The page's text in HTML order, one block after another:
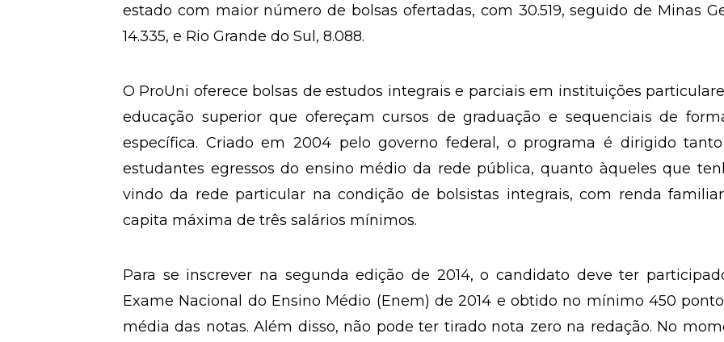
estado com maior número de bolsas ofertadas, com 30.519, seguido de Minas
14.335, e Rio Grande do Sul, 8.088.
O ProUni oferece bolsas de estudos integrais e parciais em instituições
educação superior que ofereçam cursos de graduação e sequenciais de
específica. Criado em 2004 pelo governo federal, o programa é dirigido
estudantes egressos do ensino médio da rede pública, quanto àqueles que
vindo da rede particular na condição de bolsistas integrais, com renda
capita máxima de três salários mínimos.
Para se inscrever na segunda edição de 2014, o candidato deve ter
Exame Nacional do Ensino Médio (Enem) de 2014 e obtido no mínimo 450
média das notas. Além disso, não pode ter tirado nota zero na redação. No